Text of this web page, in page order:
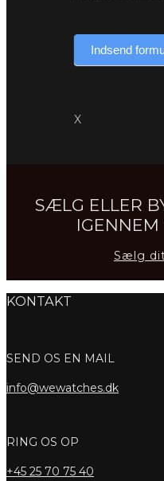
Indsend
X
SÆLG ELLER
Sælg
KONTAKT
SEND OS EN MAIL
info@wewatches.dk
RING OS OP
+45 25 70 75 40